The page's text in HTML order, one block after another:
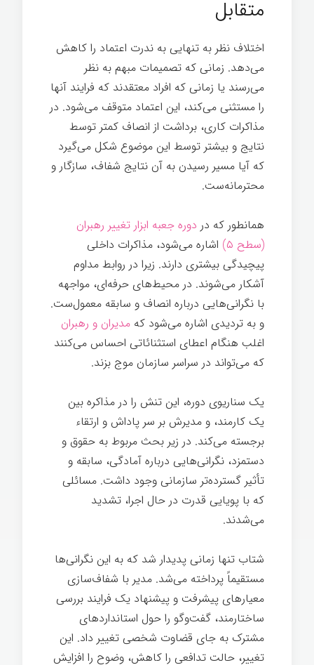
متقابل
اختلاف نظر به تنهایی به ندرت اعتماد را کاهش
می‌دهد. زمانی که تصمیمات مبهم به نظر
می‌رسند یا زمانی که افراد معتقدند که فرایند آنها
را مستثنی می‌کند، این اعتماد متوقف می‌شود. در
مذاکرات کاری، برداشت از انصاف کمتر توسط
نتایج و بیشتر توسط این موضوع شکل می‌گیرد
که آیا مسیر رسیدن به آن نتایج شفاف، سازگار و
محترمانه‌ست.
همانطور که در دوره جعبه ابزار تغییر رهبران
(سطح ۵)
اشاره می‌شود، مذاکرات داخلی
پیچیدگی بیشتری دارند. زیرا در روابط مداوم
آشکار می‌شوند. در محیط‌های حرفه‌ای، مواجهه
با نگرانی‌هایی درباره انصاف و سابقه معمول‌ست.
و به تردیدی اشاره می‌شود که مدیران و رهبران
اغلب هنگام اعطای استثنائاتی احساس می‌کنند
که می‌تواند در سراسر سازمان موج بزند.
یک سناریوی دوره، این تنش را در مذاکره بین
یک کارمند، و مدیرش بر سر پاداش و ارتقاء
برجسته می‌کند. در زیر بحث مربوط به حقوق و
دستمزد، نگرانی‌هایی درباره آمادگی، سابقه و
تأثیر گسترده‌تر سازمانی وجود داشت. مسائلی
که با پویایی قدرت در حال اجرا، تشدید
می‌شدند.
شتاب تنها زمانی پدیدار شد که به این نگرانی‌ها
مستقیماً پرداخته می‌شد. مدیر با شفاف‌سازی
معیارهای پیشرفت و پیشنهاد یک فرایند بررسی
ساختارمند، گفت‌وگو را حول استانداردهای
مشترک به جای قضاوت شخصی تغییر داد. این
تغییر، حالت تدافعی را کاهش، وضوح را افزایش